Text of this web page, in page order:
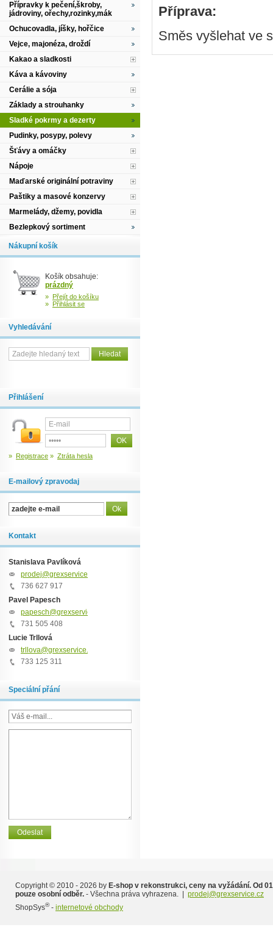
Příprava:
Směs vyšlehat ve
Přípravky k pečení,škroby,
jádroviny, ořechy,rozinky,mák
Ochucovadla, jíšky, hořčice
Vejce, majonéza, droždí
Kakao a sladkosti
Káva a kávoviny
Cerálie a sója
Základy a strouhanky
Sladké pokrmy a dezerty
Pudinky, posypy, polevy
Šťávy a omáčky
Nápoje
Maďarské originální potraviny
Paštiky a masové konzervy
Marmelády, džemy, povidla
Bezlepkový sortiment
Nákupní košík
Košík obsahuje:
prázdný
» Přejít do košíku
» Přihlásit se
Vyhledávání
Přihlášení
» Registrace » Ztráta hesla
E-mailový zpravodaj
Kontakt
Stanislava Pavlíková
prodej@grexservice.cz
736 627 917
Pavel Papesch
papesch@grexservice.cz
731 505 408
Lucie Trllová
trllova@grexservice.cz
733 125 311
Speciální přání
Copyright © 2010 - 2026 by E-shop v rekonstrukci, ceny na vyžádání. Od
pouze osobní odběr. - Všechna práva vyhrazena. | prodej@grexservice.cz
ShopSys®- internetové obchody